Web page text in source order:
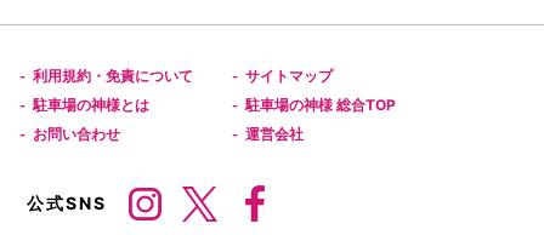
- 利用規約・免責について - サイトマップ
- 駐車場の神様とは - 駐車場の神様 総合TOP
- お問い合わせ - 運営会社
公式SNS